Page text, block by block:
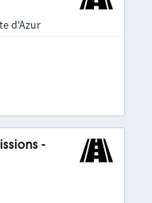
d'Azur
-